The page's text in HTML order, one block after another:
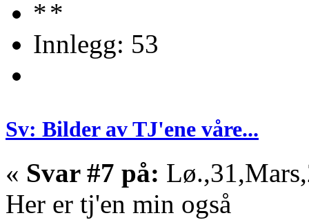
Innlegg: 53
Sv: Bilder av TJ'ene våre...
« Svar #7 på:
Her er tj'en min også